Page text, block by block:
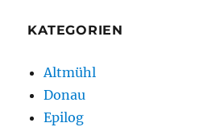
KATEGORIEN
Altmühl
Donau
Epilog